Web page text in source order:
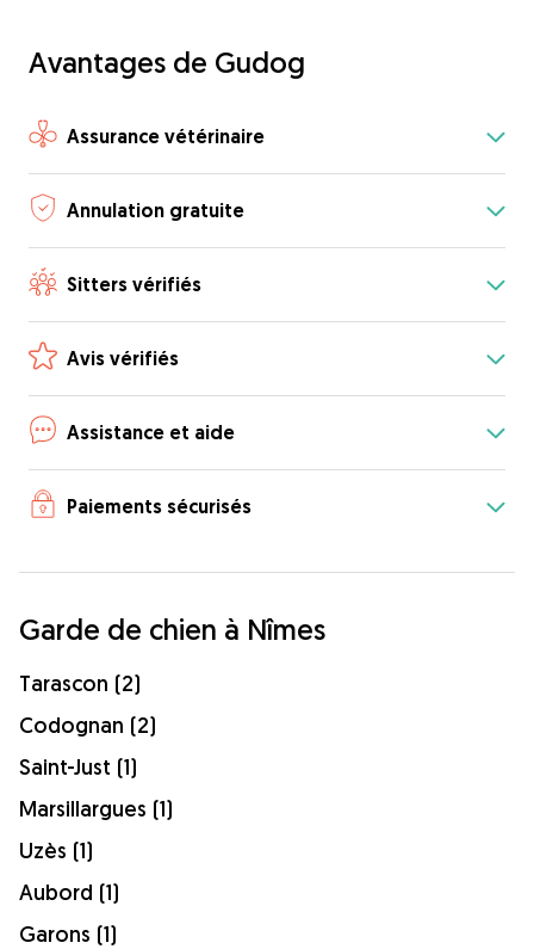
Avantages de Gudog
Assurance vétérinaire
Annulation gratuite
Sitters vérifiés
Avis vérifiés
Assistance et aide
Paiements sécurisés
Garde de chien à Nîmes
Tarascon (2)
Codognan (2)
Saint-Just (1)
Marsillargues (1)
Uzès (1)
Aubord (1)
Garons (1)